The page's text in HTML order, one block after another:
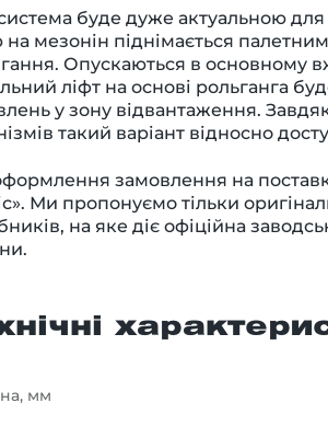
буде дуже актуальною для
на мезонін піднімається
Опускаються в основному
ліфт на основі рольганга
у зону відвантаження.
такий варіант відносно
замовлення на
Ми пропонуємо тільки
на яке діє офіційна
мм